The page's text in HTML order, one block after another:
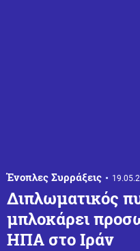
Ένοπλες Συρράξεις
Διπλωματικός
μπλοκάρει
ΗΠΑ στο Ιράν